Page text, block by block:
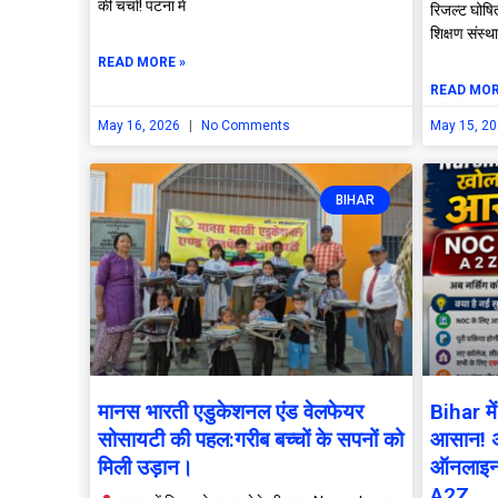
की चर्चा! पटना में
READ MORE »
May 16, 2026 No Comments
रिजल्ट
शिक्षण
READ
May 15,
BIHAR
मानस भारती एडुकेशनल एंड वेलफेयर
सोसायटी की पहल:गरीब बच्चों के सपनों को
मिली उड़ान।
Bihar
आसान!